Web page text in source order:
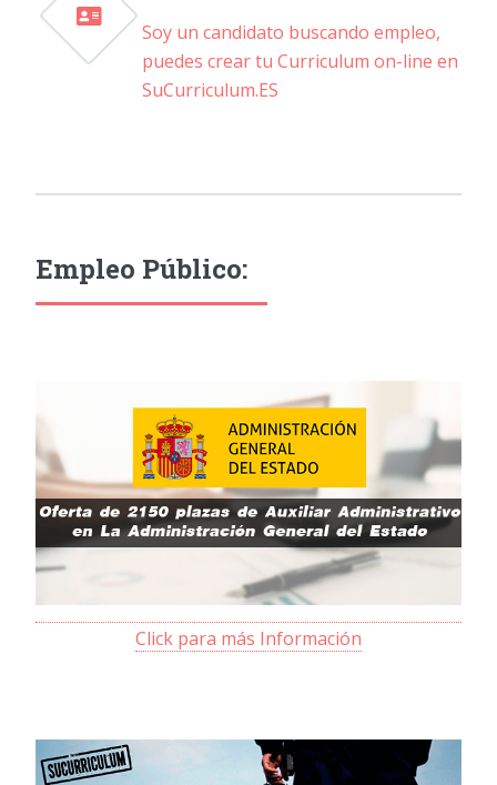
Soy un candidato buscando empleo,
puedes crear tu Curriculum on-line en
SuCurriculum.ES
Empleo Público:
Click para más Información